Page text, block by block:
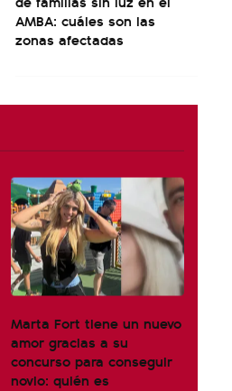
AMBA: cuáles son las
zonas afectadas
Marta Fort tiene un nuevo
amor gracias a su
concurso para conseguir
novio: quién es